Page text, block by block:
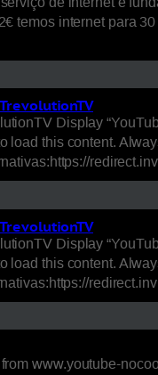
temos internet para
Display
this content.
Display
this content.
www.youtube-